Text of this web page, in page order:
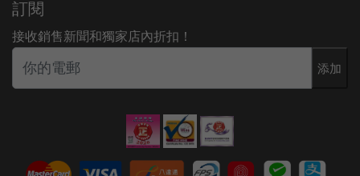
訂閱
接收銷售新聞和獨家店內折扣！
添加